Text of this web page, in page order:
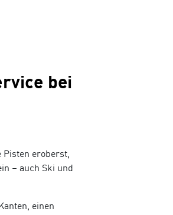
bei
Pisten eroberst,
– auch Ski und
einen